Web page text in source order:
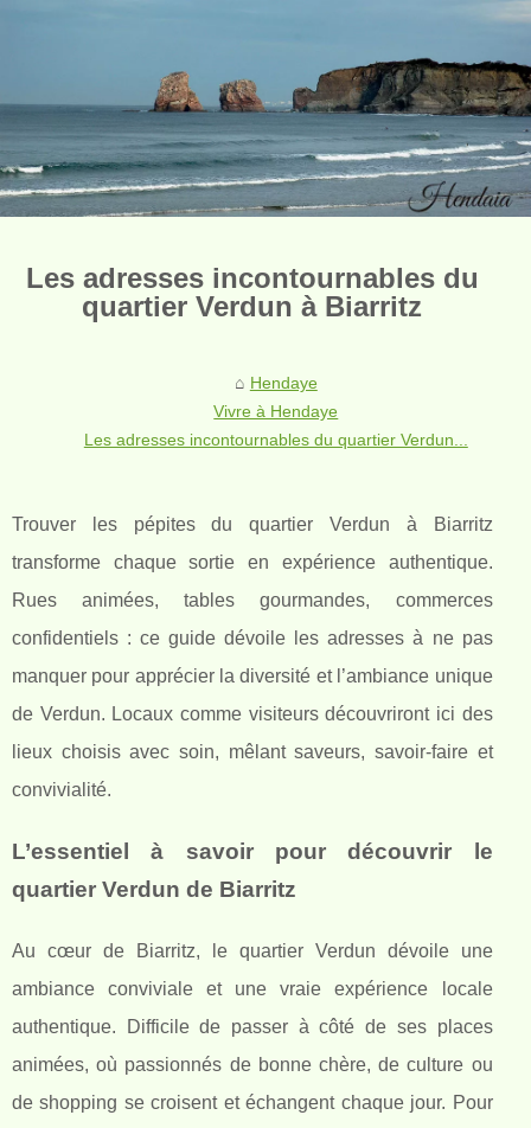
Les adresses incontournables du
quartier Verdun à Biarritz
Hendaye
Vivre à Hendaye
Les adresses incontournables du quartier Verdun...
Trouver les pépites du quartier Verdun à Biarritz
transforme chaque sortie en expérience authentique.
Rues animées, tables gourmandes, commerces
confidentiels : ce guide dévoile les adresses à ne pas
manquer pour apprécier la diversité et l’ambiance unique
de Verdun. Locaux comme visiteurs découvriront ici des
lieux choisis avec soin, mêlant saveurs, savoir-faire et
convivialité.
L’essentiel à savoir pour découvrir le
quartier Verdun de Biarritz
Au cœur de Biarritz, le quartier Verdun dévoile une
ambiance conviviale et une vraie expérience locale
authentique. Difficile de passer à côté de ses places
animées, où passionnés de bonne chère, de culture ou
de shopping se croisent et échangent chaque jour. Pour